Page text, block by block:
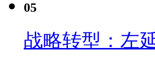
05
战略转型：左